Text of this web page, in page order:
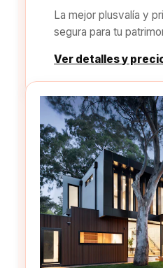
La mejor plusvalía y
segura para tu
Ver detalles y